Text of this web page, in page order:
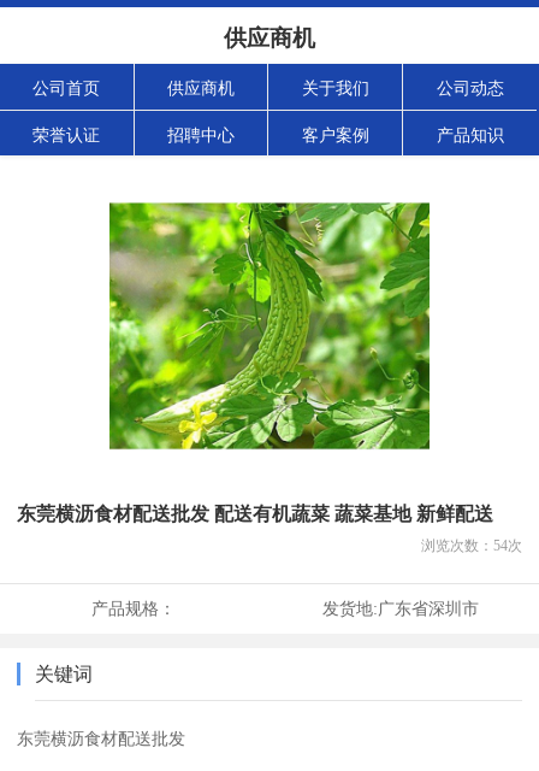
供应商机
公司首页 供应商机 关于我们 公司动态
荣誉认证 招聘中心 客户案例 产品知识
东莞横沥食材配送批发 配送有机蔬菜 蔬菜基地 新鲜配送
浏览次数： 54次
产品规格： 发货地:广东省深圳市
关键词
东莞横沥食材配送批发